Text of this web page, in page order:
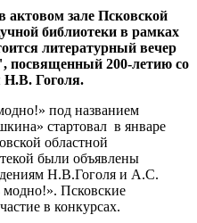
актовом зале Псковской
библиотеки в рамках
литературный вечер
посвященный 200-летию со
Н.В. Гоголя.
под названием
стартовал в январе
областной
были объявлены
Н.В.Гоголя и А.С.
модно!». Псковские
в конкурсах.